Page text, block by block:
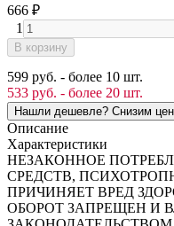
666 ₽
1
В корзину
599 руб. - более 10 шт.
533 руб. - более 20 шт.
Описание
Характеристики
НЕЗАКОННОЕ
СРЕДСТВ,
ПРИЧИНЯЕТ ВРЕД
ОБОРОТ ЗАПРЕЩЕН И